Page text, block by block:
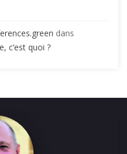
dans
c’est quoi ?